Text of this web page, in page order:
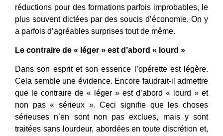
réductions pour des formations parfois improbables, le
plus souvent dictées par des soucis d’économie. On y
a parfois d’agréables surprises tout de même.
Le contraire de « léger » est d’abord « lourd »
Dans son esprit et son essence l’opérette est légère.
Cela semble une évidence. Encore faudrait-il admettre
que le contraire de « léger » est d’abord « lourd » et
non pas « sérieux ». Ceci signifie que les choses
sérieuses n’en sont non pas exclues, mais y sont
traitées sans lourdeur, abordées en toute discrétion et,